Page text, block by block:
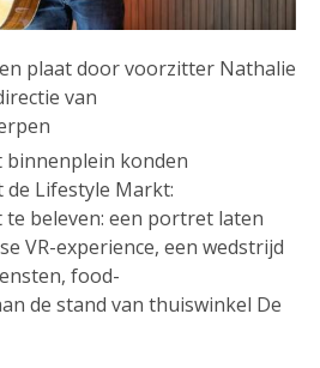
plaat door voorzitter Nathalie
van
binnenplein konden
de Lifestyle Markt:
te beleven: een portret laten
VR-experience, een wedstrijd
food-
de stand van thuiswinkel De